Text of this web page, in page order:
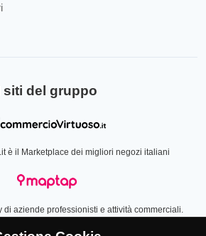
siti del gruppo
è il Marketplace dei migliori negozi italiani
di aziende professionisti e attività commerciali.